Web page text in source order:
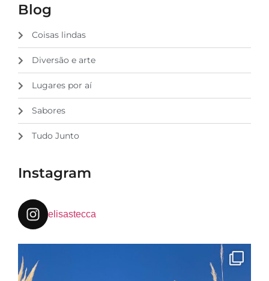
Blog
Coisas lindas
Diversão e arte
Lugares por aí
Sabores
Tudo Junto
Instagram
elisastecca